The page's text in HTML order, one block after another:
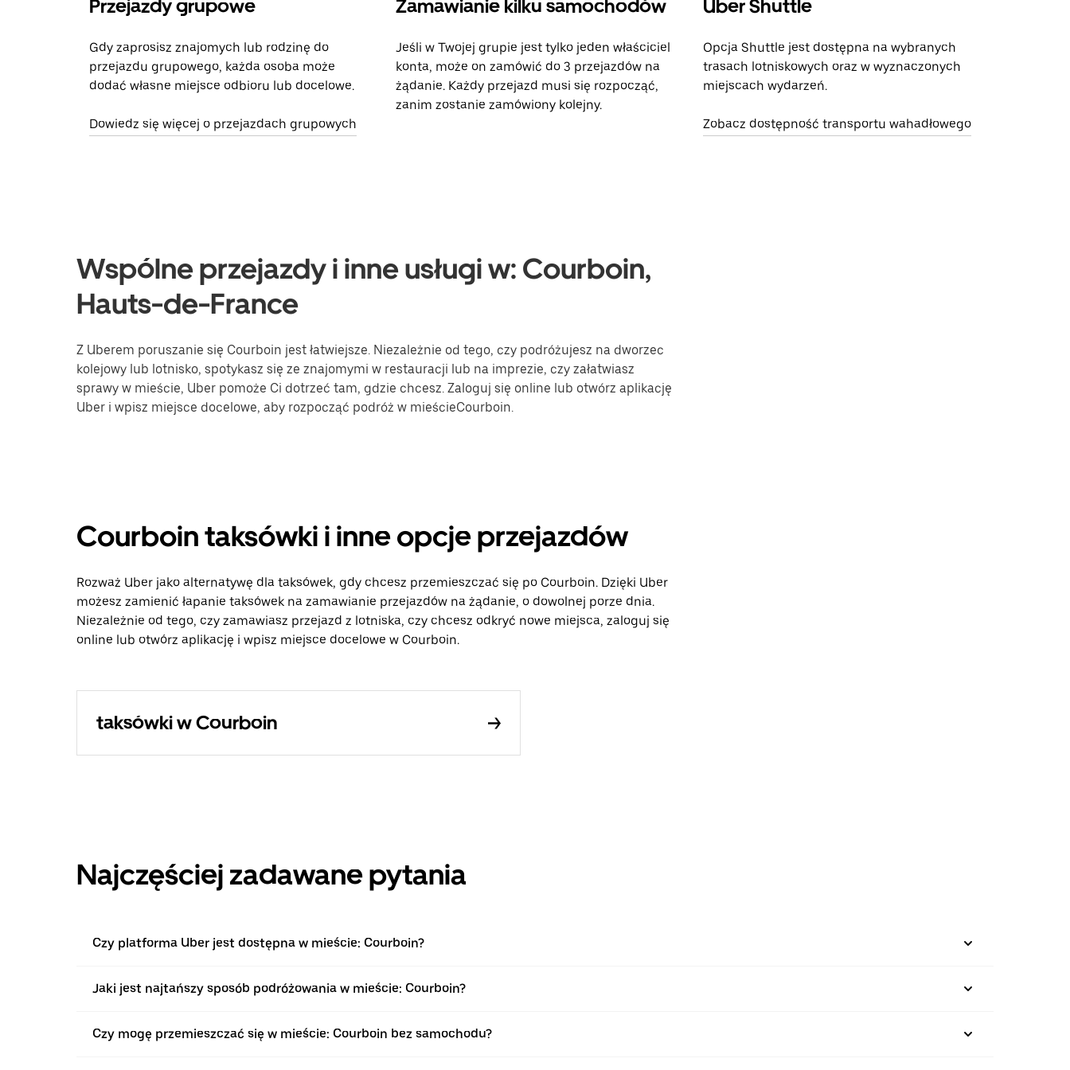
Przejazdy grupowe
Gdy zaprosisz znajomych lub rodzinę do
przejazdu grupowego, każda osoba może
dodać własne miejsce odbioru lub docelowe.
Dowiedz się więcej o przejazdach grupowych
Zamawianie kilku samochodów
Jeśli w Twojej grupie jest tylko jeden właściciel
konta, może on zamówić do 3 przejazdów na
żądanie. Każdy przejazd musi się rozpocząć,
zanim zostanie zamówiony kolejny.
Uber Shuttle
Opcja Shuttle jest dostępna na wybranych
trasach lotniskowych oraz w wyznaczonych
miejscach wydarzeń.
Zobacz dostępność transportu wahadłowego
Wspólne przejazdy i inne usługi w: Courboin,
Hauts-de-France
Z Uberem poruszanie się Courboin jest łatwiejsze. Niezależnie od tego, czy podróżujesz na dworzec
kolejowy lub lotnisko, spotykasz się ze znajomymi w restauracji lub na imprezie, czy załatwiasz
sprawy w mieście, Uber pomoże Ci dotrzeć tam, gdzie chcesz. Zaloguj się online lub otwórz aplikację
Uber i wpisz miejsce docelowe, aby rozpocząć podróż w mieścieCourboin.
Courboin taksówki i inne opcje przejazdów
Rozważ Uber jako alternatywę dla taksówek, gdy chcesz przemieszczać się po Courboin. Dzięki Uber
możesz zamienić łapanie taksówek na zamawianie przejazdów na żądanie, o dowolnej porze dnia.
Niezależnie od tego, czy zamawiasz przejazd z lotniska, czy chcesz odkryć nowe miejsca, zaloguj się
online lub otwórz aplikację i wpisz miejsce docelowe w Courboin.
taksówki w Courboin
Najczęściej zadawane pytania
Czy platforma Uber jest dostępna w mieście: Courboin?
Jaki jest najtańszy sposób podróżowania w mieście: Courboin?
Czy mogę przemieszczać się w mieście: Courboin bez samochodu?